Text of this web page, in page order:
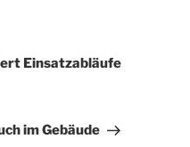
Einsatzabläufe
im Gebäude